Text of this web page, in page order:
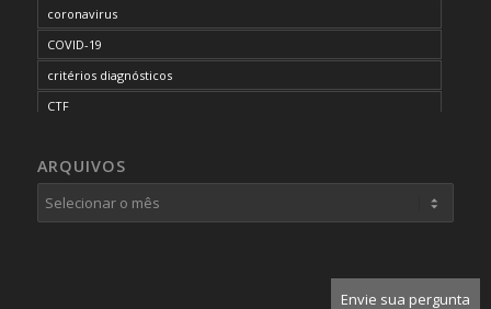
Envie sua pergunta
coronavirus
COVID-19
critérios diagnósticos
CTF
desordem do processamento auditivo
diagnóstico
ARQUIVOS